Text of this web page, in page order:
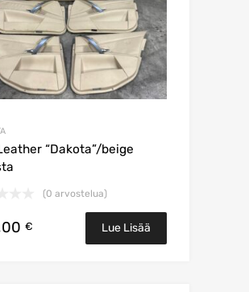
“Dakota”/beige
(0 arvostelua)
€ Lue Lisää